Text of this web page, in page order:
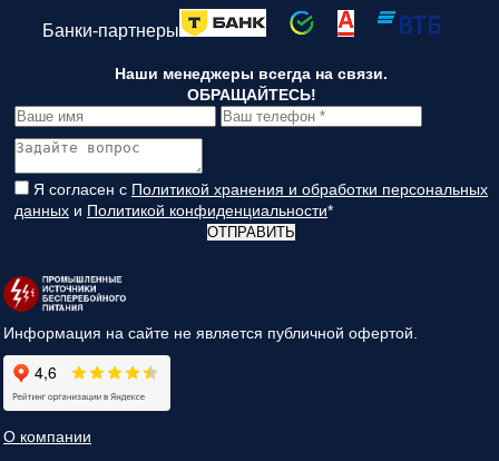
Банки-партнеры
Наши менеджеры всегда на связи.
ОБРАЩАЙТЕСЬ!
Я согласен с Политикой хранения и обработки персональных
данных и Политикой конфиденциальности*
ОТПРАВИТЬ
Информация на сайте не является публичной офертой.
О компании